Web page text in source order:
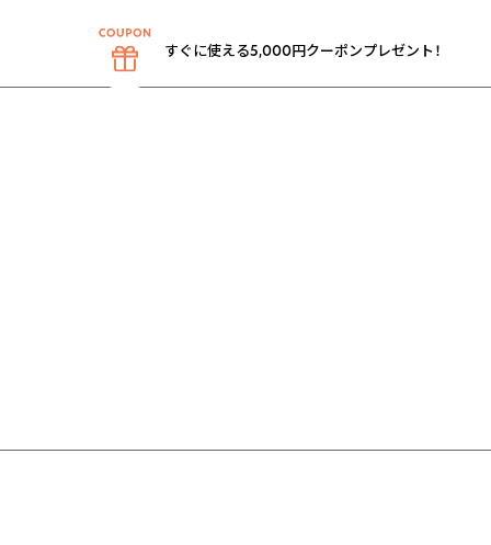
すぐに使える5,000円クーポンプレゼント！